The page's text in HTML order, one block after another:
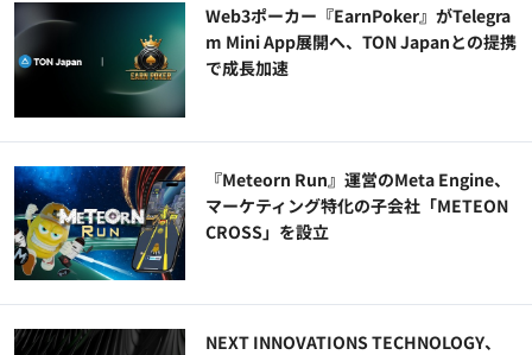
Web3ポーカー『EarnPoker』がTelegra
m Mini App展開へ、TON Japanとの提携
で成長加速
『Meteorn Run』運営のMeta Engine、
マーケティング特化の子会社「METEON
CROSS」を設立
NEXT INNOVATIONS TECHNOLOGY、